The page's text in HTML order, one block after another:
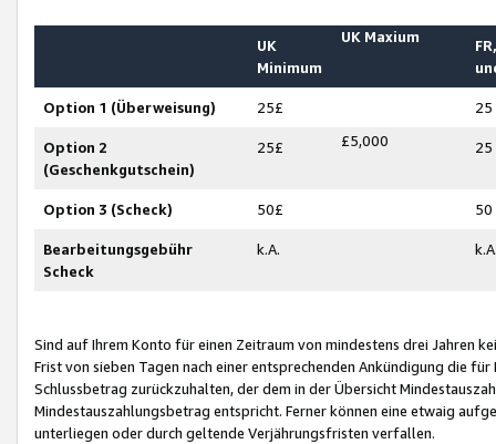
UK
Minimum
UK Maxium
Option 1 (Überweisung) 25£ 25
Option 2
(Geschenkgutschein)
25£ £5,000 25
Option 3 (Scheck) 50£ 50
Bearbeitungsgebühr
Scheck
k.A.
Sind auf Ihrem Konto für einen Zeitraum von mindestens drei Jahren
Frist von sieben Tagen nach einer entsprechenden Ankündigung die
Schlussbetrag zurückzuhalten, der dem in der Übersicht
Mindestauszahlungsbetrag entspricht. Ferner können eine etwaig
unterliegen oder durch geltende Verjährungsfristen verfallen.